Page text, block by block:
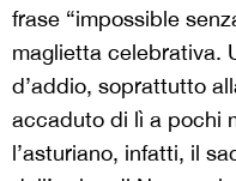
frase “impossible
maglietta celebrativa.
d’addio, soprattutto
accaduto di lì a pochi
l’asturiano, infatti, il